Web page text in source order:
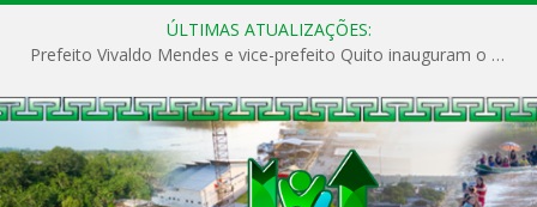
ÚLTIMAS ATUALIZAÇÕES:
Prefeito Vivaldo Mendes e vice-prefeito Quito inauguram o CAPS e fortalecem a saúde pública em Anajás.